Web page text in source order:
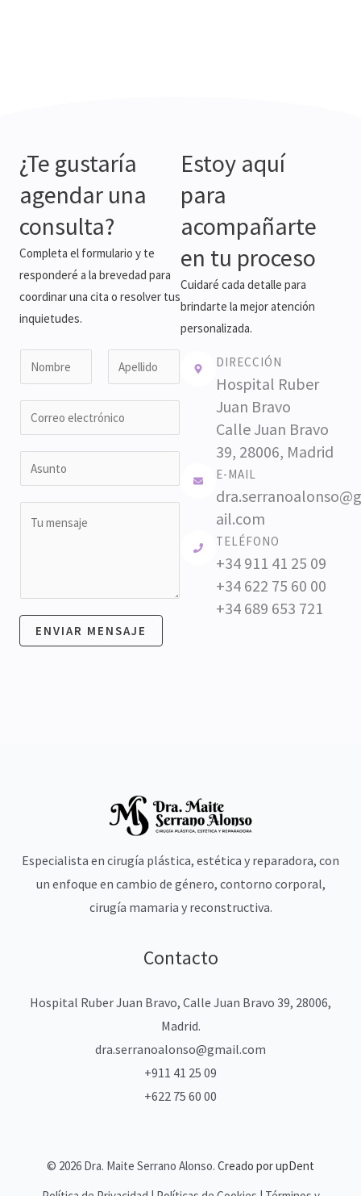
Estoy aquí
para
acompañarte
en tu proceso
Cuidaré cada detalle para
brindarte la mejor atención
personalizada.
DIRECCIÓN
Hospital Ruber
Juan Bravo
Calle Juan Bravo
39, 28006, Madrid
E-MAIL
ail.com
TELÉFONO
+34 911 41 25 09
+34 622 75 60 00
+34 689 653 721
¿Te gustaría
agendar una
consulta?
Completa el formulario y te
responderé a la brevedad para
coordinar una cita o resolver tus
inquietudes.
o
m
*
e
p
i
d
m
a
s
u
a
j
e
ENVIAR MENSAJE
Especialista en cirugía plástica, estética y reparadora, con
un enfoque en cambio de género, contorno corporal,
cirugía mamaria y reconstructiva.
Contacto
Hospital Ruber Juan Bravo, Calle Juan Bravo 39, 28006,
Madrid.
dra.serranoalonso@gmail.com
+911 41 25 09
+622 75 60 00
© 2026 Dra. Maite Serrano Alonso. Creado por upDent